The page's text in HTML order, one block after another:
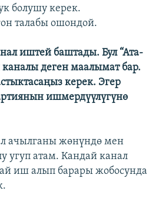
болушу керек.
талабы ошондой.
иштей баштады. Бул “Ата-
деген маалымат бар.
керек. Эгер
ишмердүүлүгүнө
ачылганы жөнүндө мен
угуп атам. Кандай канал
иш алып барары жобосунда